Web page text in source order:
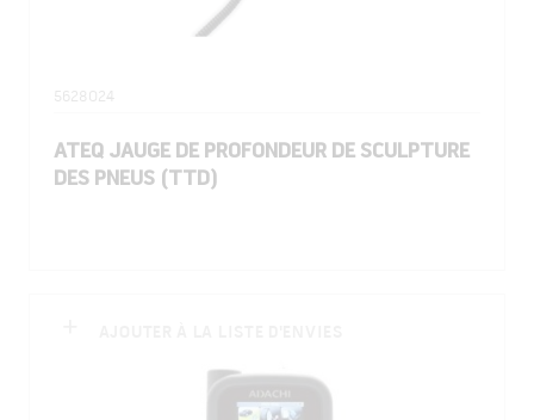
5628024
ATEQ JAUGE DE PROFONDEUR DE SCULPTURE
DES PNEUS (TTD)